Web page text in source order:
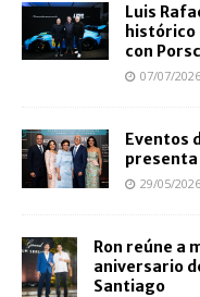
Luis
histórico
con
07/07/2026
Eventos
29/05/2026
Ron reúne a
aniversario
Santiago